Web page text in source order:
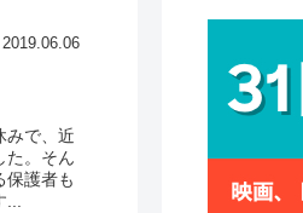
2019.06.06
みで、近
た。そん
保護者も
...